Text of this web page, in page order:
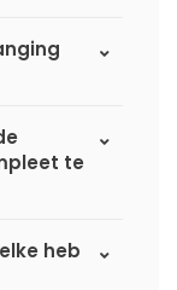
te
heb